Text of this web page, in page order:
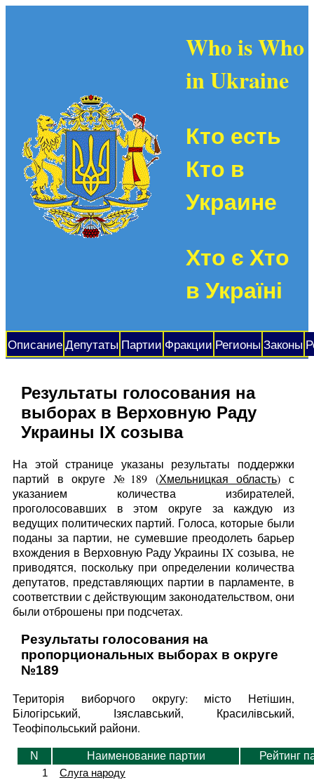
Who is Who
in Ukraine
Кто есть
Кто в
Украине
Хто є Хто
в Україні
Описание Депутаты Партии Фракции Регионы Законы
Результаты голосования на
выборах в Верховную Раду
Украины IX созыва
На этой странице указаны результаты поддержки
партий в округе №189 (Хмельницкая область) с
указанием количества избирателей,
проголосовавших в этом округе за каждую из
ведущих политических партий. Голоса, которые были
поданы за партии, не сумевшие преодолеть барьер
вхождения в Верховную Раду Украины IX созыва, не
приводятся, поскольку при определении количества
депутатов, представляющих партии в парламенте, в
соответствии с действующим законодательством, они
были отброшены при подсчетах.
Результаты голосования на
пропорциональных выборах в округе
№189
Територія виборчого округу: місто Нетішин,
Білогірський, Ізяславський, Красилівський,
Теофіпольський райони.
N Наименование партии
Рейтинг
1
Слуга народу